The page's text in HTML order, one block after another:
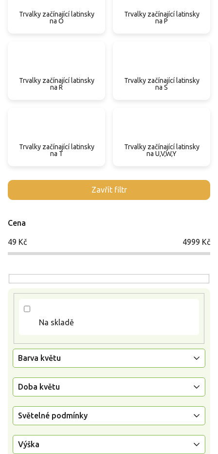
Trvalky začínající latinsky
na O
Trvalky začínající latinsky
na P
Trvalky začínající latinsky
na R
Trvalky začínající latinsky
na S
Trvalky začínající latinsky
na T
Trvalky začínající latinsky
na U,V,W,Y
Zavřít filtr
Cena
49 Kč 4999 Kč
Na skladě
Barva květu
Doba květu
Světelné podmínky
Výška
V
ý
s
p
u